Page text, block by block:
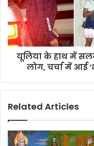
यूलिया के हाथ में
लोग, चर्चा में आई
Related Articles